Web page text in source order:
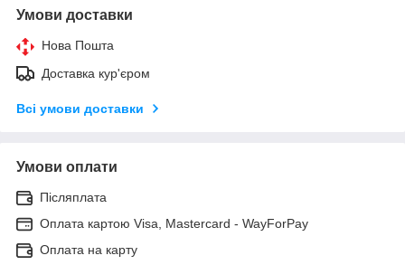
Умови доставки
Нова Пошта
Доставка кур'єром
Всі умови доставки
Умови оплати
Післяплата
Оплата картою Visa, Mastercard - WayForPay
Оплата на карту